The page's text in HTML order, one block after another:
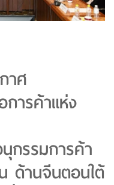
าศ
การค้าแห่ง
กรรมการค้า
ด้านจีนตอนใต้